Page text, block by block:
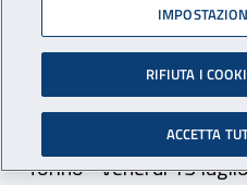
Seminario -
sicurezza dei
lavoro”
Torino - venerdì 13
RIFIUTA I
ACCETTA